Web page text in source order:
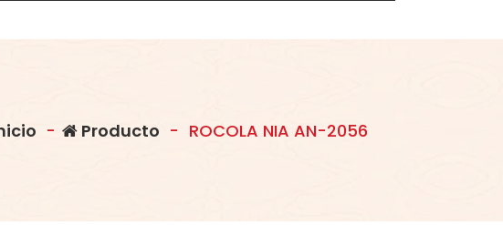
- Producto - ROCOLA NIA AN-2056